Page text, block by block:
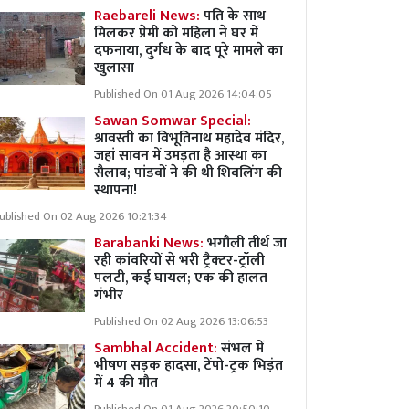
Raebareli News:पति के साथ
मिलकर प्रेमी को महिला ने घर में
दफनाया, दुर्गध के बाद पूरे मामले का
खुलासा
Published On 01 Aug 2026 14:04:05
Sawan Somwar Special:
श्रावस्ती का विभूतिनाथ महादेव मंदिर,
जहां सावन में उमड़ता है आस्था का
सैलाब; पांडवों ने की थी शिवलिंग की
स्थापना!
On 02 Aug 2026 10:21:34
Barabanki News:भगौली तीर्थ जा
रही कांवरियों से भरी ट्रैक्टर-ट्रॉली
पलटी, कई घायल; एक की हालत
गंभीर
Published On 02 Aug 2026 13:06:53
Sambhal Accident:संभल में
भीषण सड़क हादसा, टेंपो-ट्रक भिड़ंत
में 4 की मौत